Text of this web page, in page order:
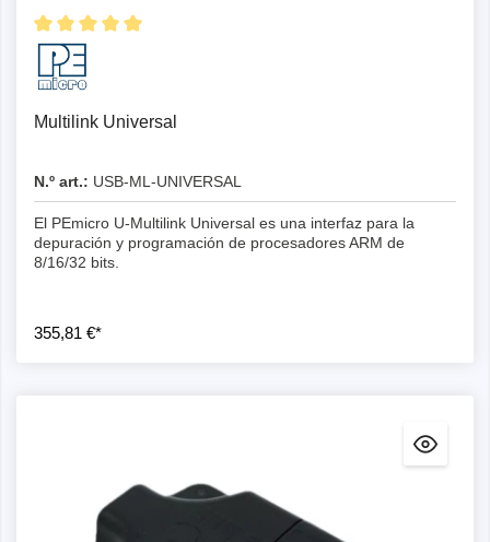
Multilink Universal
N.º art.: USB-ML-UNIVERSAL
El PEmicro U-Multilink Universal es una interfaz para la
depuración y programación de procesadores ARM de
8/16/32 bits.
355,81 €*